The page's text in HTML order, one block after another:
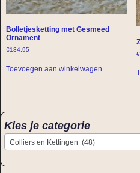
Bolletjesketting met Gesmeed
Ornament
€134,95
Toevoegen aan winkelwagen
€
Kies je categorie
Colliers en Kettingen (48)